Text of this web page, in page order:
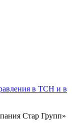
в ТСН и в
Стар Групп»